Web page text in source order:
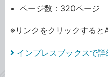
ページ数：320ページ
※リンクをクリックすると
インプレスブックスで詳